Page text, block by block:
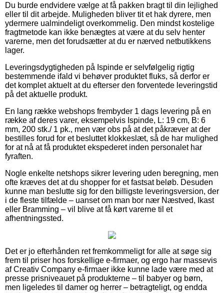
Du burde endvidere vælge at få pakken bragt til din lejlighed
eller til dit arbejde. Muligheden bliver tit et hak dyrere, men
ydermere ualmindeligt overkommelig. Den mindst kostelige
fragtmetode kan ikke benægtes at være at du selv henter
varerne, men det forudsætter at du er nærved netbutikkens
lager.
Leveringsdygtigheden på Ispinde er selvfølgelig rigtig
bestemmende ifald vi behøver produktet fluks, så derfor er
det komplet aktuelt at du efterser den forventede leveringstid
på det aktuelle produkt.
En lang række webshops frembyder 1 dags levering på en
række af deres varer, eksempelvis Ispinde, L: 19 cm, B: 6
mm, 200 stk./ 1 pk., men vær obs på at det påkræver at der
bestilles forud for et besluttet klokkeslæt, så de har mulighed
for at nå at få produktet ekspederet inden personalet har
fyraften.
Nogle enkelte netshops sikrer levering uden beregning, men
ofte kræves det at du shopper for et fastsat beløb. Desuden
kunne man beslutte sig for den billigste leveringsversion, der
i de fleste tilfælde – uanset om man bor nær Næstved, Ikast
eller Bramming – vil blive at få kørt varerne til et
afhentningssted.
Det er jo efterhånden ret fremkommeligt for alle at søge sig
frem til priser hos forskellige e-firmaer, og ergo har massevis
af Creativ Company e-firmaer ikke kunne lade være med at
presse prisniveauet på produkterne – til babyer og børn,
men ligeledes til damer og herrer – betragteligt, og endda